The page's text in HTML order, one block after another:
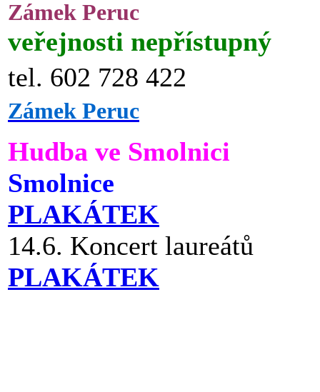
Zámek Peruc
veřejnosti nepřístupný
tel. 602 728 422
Zámek Peruc
Hudba ve Smolnici
Smolnice
PLAKÁTEK
14.6. Koncert laureátů
PLAKÁTEK